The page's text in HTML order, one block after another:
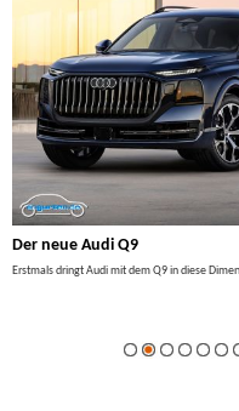
Der neue Audi Q9
Erstmals dringt Audi mit dem Q9 in diese